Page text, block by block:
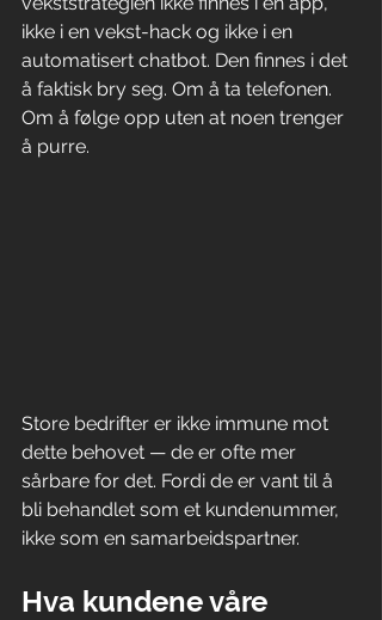
ikke i en vekst-hack og ikke i en
automatisert chatbot. Den finnes i det
å faktisk bry seg. Om å ta telefonen.
Om å følge opp uten at noen trenger
å purre.
Store bedrifter er ikke immune mot
dette behovet — de er ofte mer
sårbare for det. Fordi de er vant til å
bli behandlet som et kundenummer,
ikke som en samarbeidspartner.
Hva kundene våre